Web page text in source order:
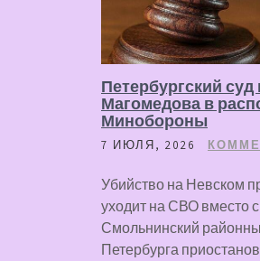
Петербургский суд
Магомедова в
Минобороны
7 ИЮЛЯ, 2026
Убийство на Невском
уходит на СВО вместо
Смольнинский
Петербурга